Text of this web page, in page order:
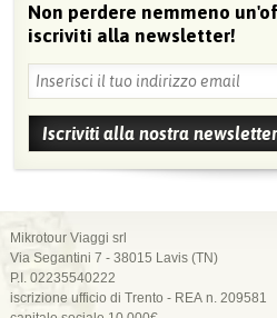
Non perdere nemmeno
iscriviti alla newsletter!
Mikrotour Viaggi srl
Via Segantini 7 - 38015 Lavis (TN)
P.I. 02235540222
iscrizione ufficio di Trento - REA n. 209581